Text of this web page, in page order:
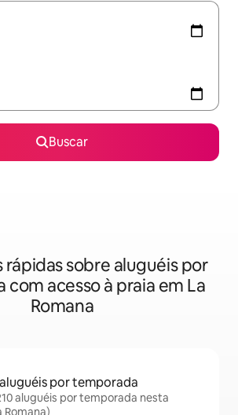
Buscar
rápidas sobre aluguéis por
acesso à praia em La
Romana
por temporada
aluguéis por temporada nesta
Romana)